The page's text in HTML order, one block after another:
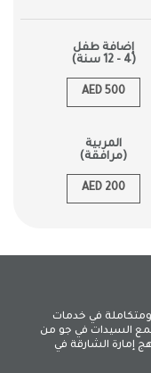
إضافة طفل
(4 - 12 سنة)
AED 500
المربية
(مرافقة)
AED 200
في خدمات
السيدات في جو من
إمارة الشارقة في